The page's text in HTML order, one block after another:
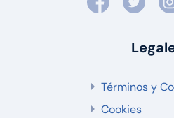
Términos y
Cookies